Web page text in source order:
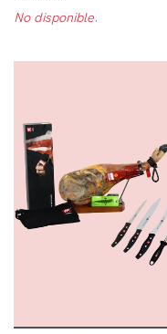
No disponible.